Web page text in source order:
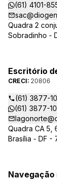
(61) 4101-
Quadra 2
Sobradinho -
Escritório
CRECI: 20806
(61) 3877-
(61) 3877-
Quadra CA 5,
Brasília - DF -
Navegação